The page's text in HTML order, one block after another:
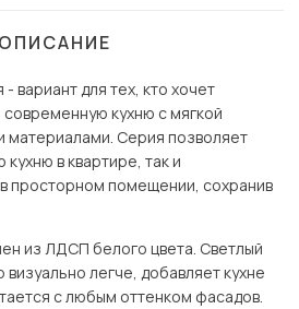
ОПИСАНИЕ
вариант для тех, кто хочет
кухню с мягкой
материалами. Серия позволяет
в квартире, так и
просторном помещении, сохранив
из ЛДСП белого цвета. Светлый
визуально легче, добавляет кухне
с любым оттенком фасадов.